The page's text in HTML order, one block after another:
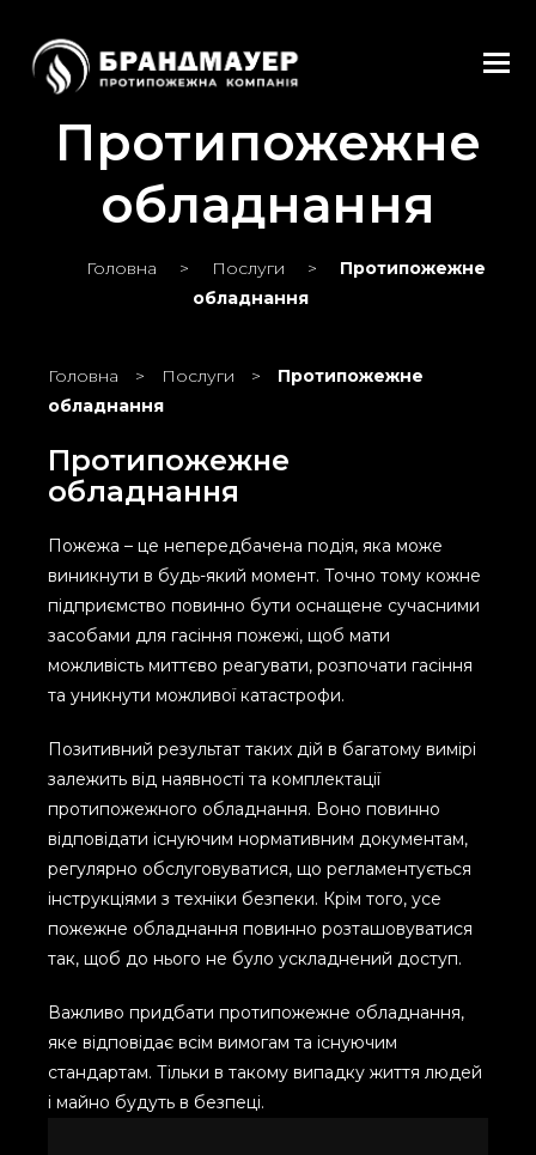
Протипожежне
обладнання
Головна > Послуги >
Протипожежне
обладнання
Головна > Послуги >
Протипожежне
обладнання
Протипожежне
обладнання
Пожежа – це непередбачена подія, яка може
виникнути в будь-який момент. Точно тому кожне
підприємство повинно бути оснащене сучасними
засобами для гасіння пожежі, щоб мати
можливість миттєво реагувати, розпочати гасіння
та уникнути можливої катастрофи.
Позитивний результат таких дій в багатому вимірі
залежить від наявності та комплектації
протипожежного обладнання. Воно повинно
відповідати існуючим нормативним документам,
регулярно обслуговуватися, що регламентується
інструкціями з техніки безпеки. Крім того, усе
пожежне обладнання повинно розташовуватися
так, щоб до нього не було ускладнений доступ.
Важливо придбати протипожежне обладнання,
яке відповідає всім вимогам та існуючим
стандартам. Тільки в такому випадку життя людей
і майно будуть в безпеці.